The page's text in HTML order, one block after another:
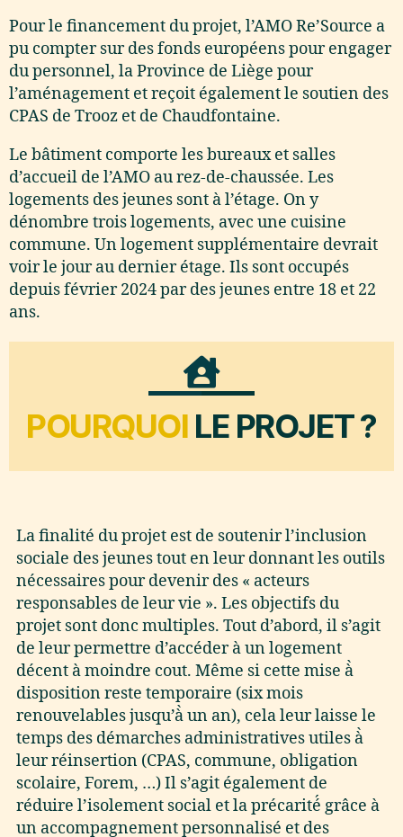
Pour le financement du projet, l’AMO Re’Source a
pu compter sur des fonds européens pour engager
du personnel, la Province de Liège pour
l’aménagement et reçoit également le soutien des
CPAS de Trooz et de Chaudfontaine.
Le bâtiment comporte les bureaux et salles
d’accueil de l’AMO au rez-de-chaussée. Les
logements des jeunes sont à l’étage. On y
dénombre trois logements, avec une cuisine
commune. Un logement supplémentaire devrait
voir le jour au dernier étage. Ils sont occupés
depuis février 2024 par des jeunes entre 18 et 22
ans.
POURQUOI LE PROJET ?
La finalité du projet est de soutenir l’inclusion
sociale des jeunes tout en leur donnant les outils
nécessaires pour devenir des « acteurs
responsables de leur vie ». Les objectifs du
projet sont donc multiples. Tout d’abord, il s’agit
de leur permettre d’accéder à un logement
décent à moindre cout. Même si cette mise à̀
disposition reste temporaire (six mois
renouvelables jusqu’à̀ un an), cela leur laisse le
temps des démarches administratives utiles à̀
leur réinsertion (CPAS, commune, obligation
scolaire, Forem, …) Il s’agit également de
réduire l’isolement social et la précarité́ grâce à
un accompagnement personnalisé et des